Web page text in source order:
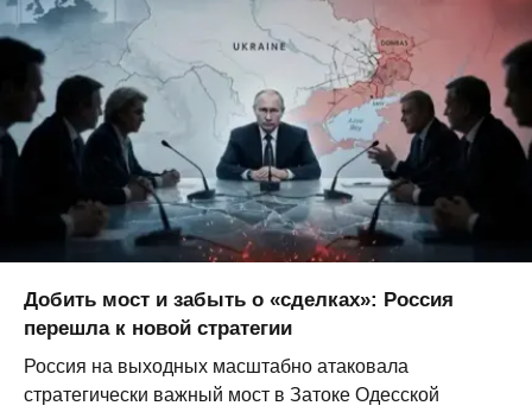
Добить мост и забыть о «сделках»: Россия
перешла к новой стратегии
Россия на выходных масштабно атаковала
стратегически важный мост в Затоке Одесской